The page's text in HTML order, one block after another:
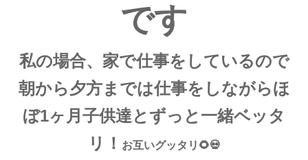
です
私の場合、家で仕事をしているので
朝から夕方までは仕事をしながらほ
ぼ1ヶ月子供達とずっと一緒ベッタ
リ！ お互いグッタリ🌻💀